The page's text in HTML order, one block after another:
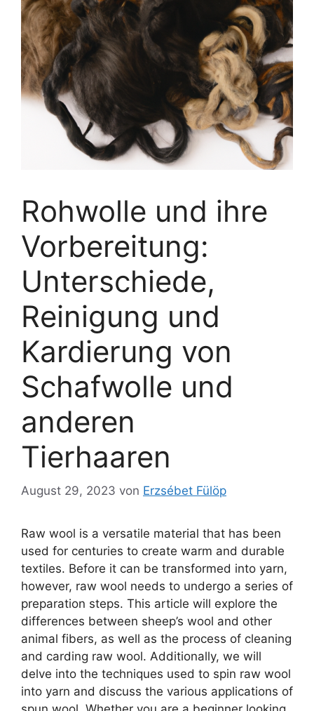
Rohwolle und ihre
Vorbereitung:
Unterschiede,
Reinigung und
Kardierung von
Schafwolle und
anderen
Tierhaaren
August 29, 2023 von Erzsébet Fülöp
Raw wool is a versatile material that has been
used for centuries to create warm and durable
textiles. Before it can be transformed into yarn,
however, raw wool needs to undergo a series of
preparation steps. This article will explore the
differences between sheep’s wool and other
animal fibers, as well as the process of cleaning
and carding raw wool. Additionally, we will
delve into the techniques used to spin raw wool
into yarn and discuss the various applications of